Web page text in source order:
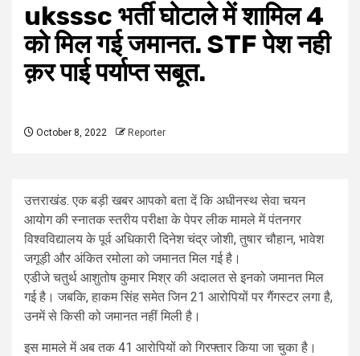
uksssc भर्ती घोटाले में शामिल 4
को मिल गई जमानत. STF पेश नही
क़र पाई पर्याप्त सबूत.
October 8, 2022 Reporter
उत्तराखंड. एक बड़ी खबर आपको बता दें कि अधीनस्थ सेवा चयन
आयोग की स्नातक स्तरीय परीक्षा के पेपर लीक मामले में पंतनगर
विश्वविद्यालय के पूर्व अधिकारी दिनेश चंद्र जोशी, तुषार चौहान, भावेश
जगूड़ी और अंकित रमोला को जमानत मिल गई है।
एडीजे चतुर्थ आशुतोष कुमार मिश्र की अदालत से इनको जमानत मिल
गई है। जबकि, हाकम सिंह समेत जिन 21 आरोपियों पर गैंगस्टर लगा है,
उनमें से किसी को जमानत नहीं मिली है।
इस मामले में अब तक 41 आरोपियों को गिरफ्तार किया जा चुका है।